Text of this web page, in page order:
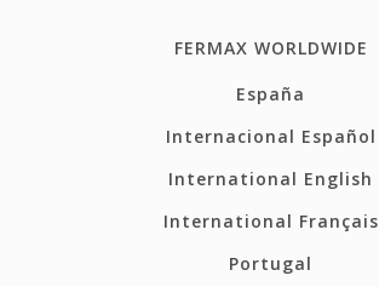
FERMAX WORLDWIDE
España
Internacional Español
International English
International Français
Portugal